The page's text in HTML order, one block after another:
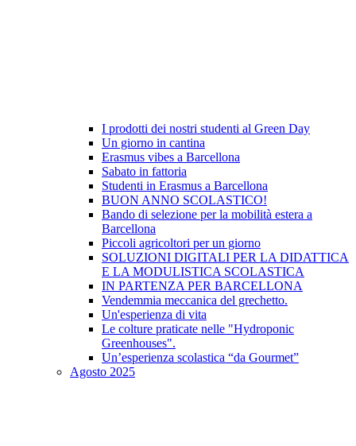
I prodotti dei nostri studenti al Green Day
Un giorno in cantina
Erasmus vibes a Barcellona
Sabato in fattoria
Studenti in Erasmus a Barcellona
BUON ANNO SCOLASTICO!
Bando di selezione per la mobilità estera a
Barcellona
Piccoli agricoltori per un giorno
SOLUZIONI DIGITALI PER LA DIDATTICA
E LA MODULISTICA SCOLASTICA
IN PARTENZA PER BARCELLONA
Vendemmia meccanica del grechetto.
Un'esperienza di vita
Le colture praticate nelle "Hydroponic
Greenhouses".
Un’esperienza scolastica “da Gourmet”
Agosto 2025